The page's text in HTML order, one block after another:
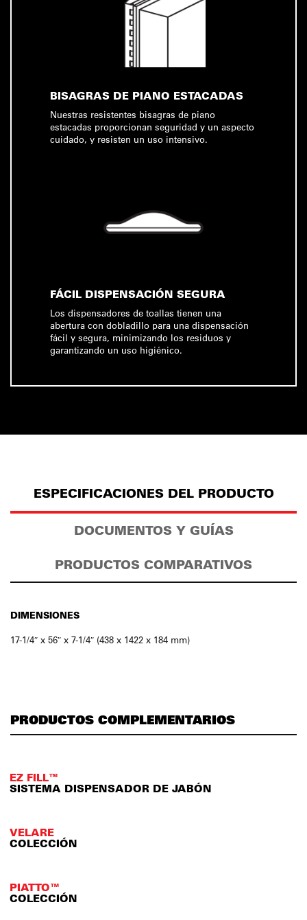
BISAGRAS DE PIANO ESTACADAS
Nuestras resistentes bisagras de piano
estacadas proporcionan seguridad y un aspecto
cuidado, y resisten un uso intensivo.
FÁCIL DISPENSACIÓN SEGURA
Los dispensadores de toallas tienen una
abertura con dobladillo para una dispensación
fácil y segura, minimizando los residuos y
garantizando un uso higiénico.
ESPECIFICACIONES DEL PRODUCTO
DOCUMENTOS Y GUÍAS
PRODUCTOS COMPARATIVOS
DIMENSIONES
17-1/4″ x 56″ x 7-1/4″ (438 x 1422 x 184 mm)
PRODUCTOS COMPLEMENTARIOS
EZ FILL™
SISTEMA DISPENSADOR DE JABÓN
VELARE
COLECCIÓN
PIATTO™
COLECCIÓN